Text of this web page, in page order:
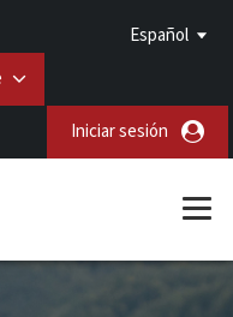
Español
Iniciar sesión